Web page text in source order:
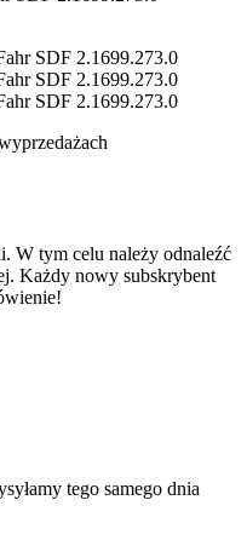
W tym celu należy odnaleźć
Każdy nowy subskrybent
tego samego dnia